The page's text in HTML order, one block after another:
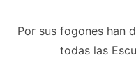
Por sus fogones han
todas las